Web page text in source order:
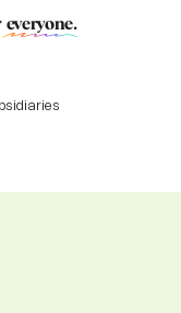
everyone.